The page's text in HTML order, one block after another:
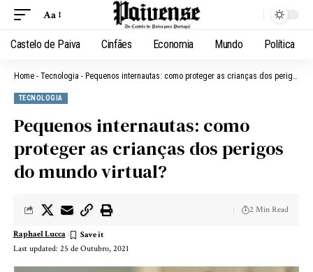
Aa
Castelo de Paiva Cinfães Economia Mundo Política
Home - Tecnologia - Pequenos internautas: como proteger as crianças dos perigos do mundo virtual?
TECNOLOGIA
Pequenos internautas: como
proteger as crianças dos perigos
do mundo virtual?
Last updated: 25 de Outubro, 2021
Raphael Lucca
2 Min Read